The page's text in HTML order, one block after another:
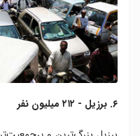
۶. برزیل - ۲۱۲ میلیون نفر